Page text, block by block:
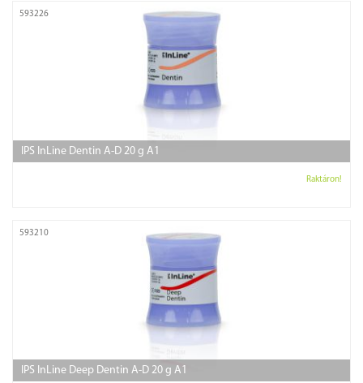
593226
IPS InLine Dentin A-D 20 g A1
Raktáron!
593210
IPS InLine Deep Dentin A-D 20 g A1